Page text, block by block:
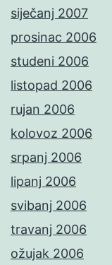
siječanj 2007
prosinac 2006
studeni 2006
listopad 2006
rujan 2006
kolovoz 2006
srpanj 2006
lipanj 2006
svibanj 2006
travanj 2006
ožujak 2006